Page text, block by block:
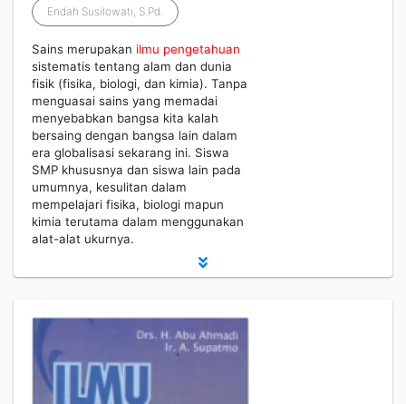
Endah Susilowati, S.Pd.
Sains merupakan ilmu pengetahuan
sistematis tentang alam dan dunia
fisik (fisika, biologi, dan kimia). Tanpa
menguasai sains yang memadai
menyebabkan bangsa kita kalah
bersaing dengan bangsa lain dalam
era globalisasi sekarang ini. Siswa
SMP khususnya dan siswa lain pada
umumnya, kesulitan dalam
mempelajari fisika, biologi mapun
kimia terutama dalam menggunakan
alat-alat ukurnya.